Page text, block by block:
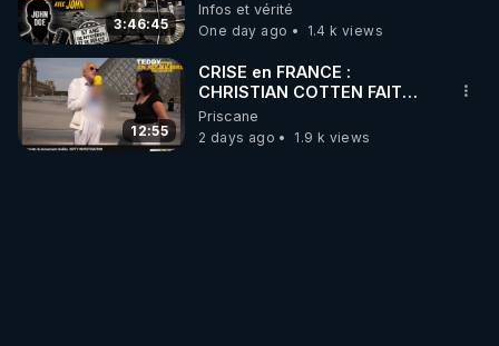
3:46:45
avec John Doe !** 👨 🚀✨
Infos et vérité
One day ago
1.4 k views
12:55
CRISE en FRANCE :
CHRISTIAN COTTEN FAIT
une étrange découverte
Priscane
2 days ago
1.9 k views